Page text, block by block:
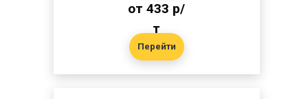
Перейти
от 433 р/
т